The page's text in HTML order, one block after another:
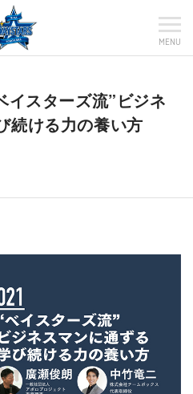
MENU
スターズ流”ビジネ
続ける力の養い方